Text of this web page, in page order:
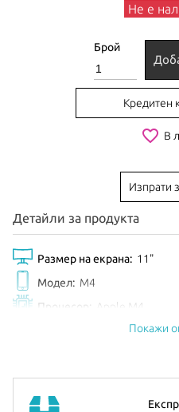
Не е
Брой
Кредитен
favorite_border В
Изпрати
Детайли за продукта
Размер на екрана: 11"
Модел: M4
Процесор:
Apple M4
Видео карта: 9-core GPU
Цвят:
Покажи